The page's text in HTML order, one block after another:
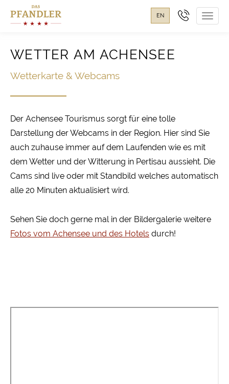
WETTER AM ACHENSEE
Wetterkarte & Webcams
Der Achensee Tourismus sorgt für eine tolle
Darstellung der Webcams in der Region. Hier sind Sie
auch zuhause immer auf dem Laufenden wie es mit
dem Wetter und der Witterung in Pertisau aussieht. Die
Cams sind live oder mit Standbild welches automatisch
alle 20 Minuten aktualisiert wird.
Sehen Sie doch gerne mal in der Bildergalerie weitere
Fotos vom Achensee und des Hotels durch!
EN